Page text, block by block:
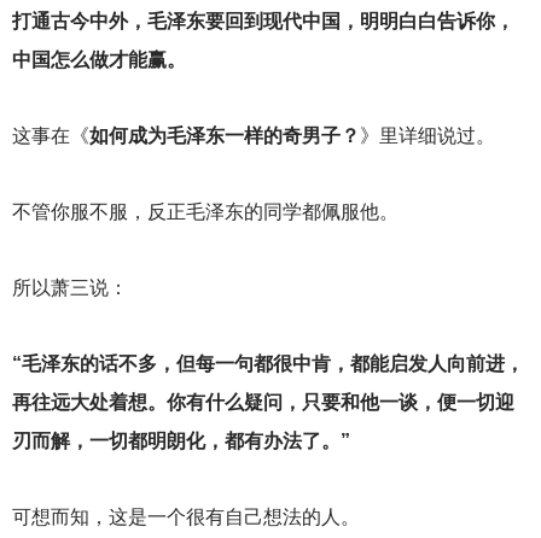
打通古今中外，毛泽东要回到现代中国，明明白白告诉你，
中国怎么做才能赢。
这事在《如何成为毛泽东一样的奇男子？ 》里详细说过。
不管你服不服，反正毛泽东的同学都佩服他。
所以萧三说：
“毛泽东的话不多，但每一句都很中肯，都能启发人向前进，
再往远大处着想。你有什么疑问，只要和他一谈，便一切迎
刃而解，一切都明朗化，都有办法了。”
可想而知，这是一个很有自己想法的人。